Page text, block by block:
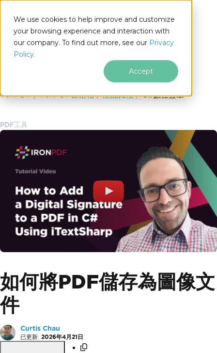
We use cookies to help improve and customize
your browsing experience and interaction with
our company. To find out more, see our Privacy
Policy.
Accept
.NET
跳至頁尾內容
IronPDF IronPDF部落格 產品比較 C#數位簽章
PDF工具
如何將PDF儲存為圖像文
件
Curtis Chau
已更新: 2026年4月21日